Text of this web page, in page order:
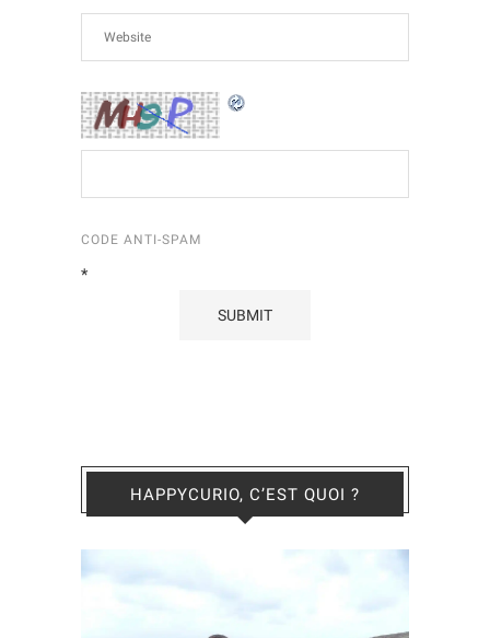
CODE ANTI-SPAM
*
HAPPYCURIO, C’EST QUOI ?